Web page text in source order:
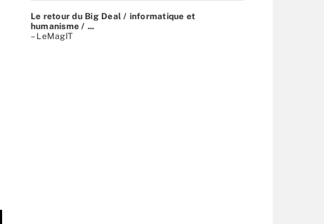
Le retour du Big Deal / informatique et
humanisme / ...
– LeMagIT